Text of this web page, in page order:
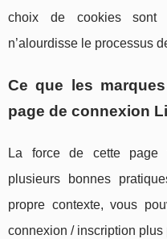
choix de cookies sont
n’alourdisse le processus
Ce que les
page de connexion
La force de cette
plusieurs bonnes
propre contexte, vous
connexion / inscription plus